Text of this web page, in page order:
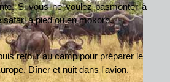
Si vous ne voulez pasmonter à
à pied ou en mokoro.
retour au camp pour préparer le
Dîner et nuit dans l'avion.